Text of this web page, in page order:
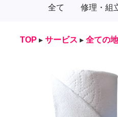
全て 修理・組
TOP ▸ サービス ▸ 全ての